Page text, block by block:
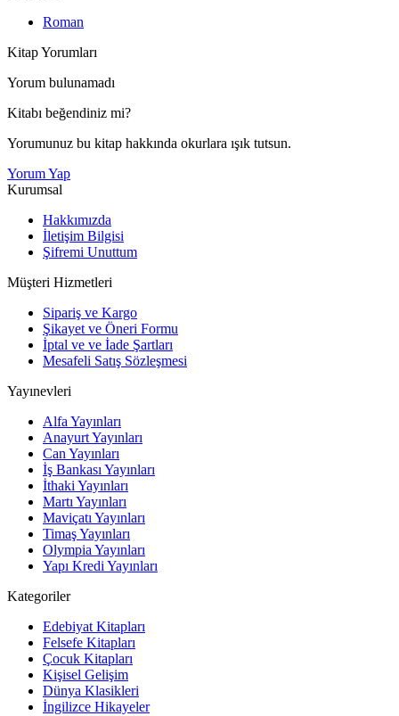
Roman
Kitap Yorumları
Yorum bulunamadı
Kitabı beğendiniz mi?
Yorumunuz bu kitap hakkında okurlara ışık tutsun.
Yorum Yap
Kurumsal
Hakkımızda
İletişim Bilgisi
Şifremi Unuttum
Müşteri Hizmetleri
Sipariş ve Kargo
Şikayet ve Öneri Formu
İptal ve ve İade Şartları
Mesafeli Satış Sözleşmesi
Yayınevleri
Alfa Yayınları
Anayurt Yayınları
Can Yayınları
İş Bankası Yayınları
İthaki Yayınları
Martı Yayınları
Maviçatı Yayınları
Timaş Yayınları
Olympia Yayınları
Yapı Kredi Yayınları
Kategoriler
Edebiyat Kitapları
Felsefe Kitapları
Çocuk Kitapları
Kişisel Gelişim
Dünya Klasikleri
İngilizce Hikayeler